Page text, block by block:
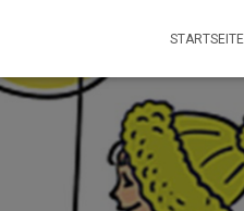
STARTSEITE